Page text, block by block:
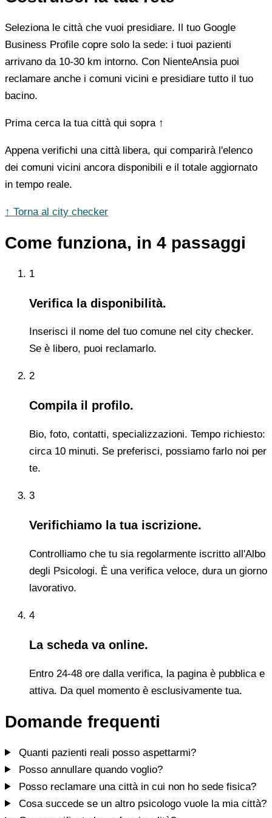
Seleziona le città che vuoi presidiare. Il tuo Google
Business Profile copre solo la sede: i tuoi pazienti
arrivano da 10-30 km intorno. Con NienteAnsia puoi
reclamare anche i comuni vicini e presidiare tutto il tuo
bacino.
Prima cerca la tua città qui sopra ↑
Appena verifichi una città libera, qui comparirà l'elenco
dei comuni vicini ancora disponibili e il totale aggiornato
in tempo reale.
↑ Torna al city checker
Come funziona, in 4 passaggi
1
Verifica la disponibilità.
Inserisci il nome del tuo comune nel city checker.
Se è libero, puoi reclamarlo.
2
Compila il profilo.
Bio, foto, contatti, specializzazioni. Tempo richiesto:
circa 10 minuti. Se preferisci, possiamo farlo noi per
te.
3
Verifichiamo la tua iscrizione.
Controlliamo che tu sia regolarmente iscritto all'Albo
degli Psicologi. È una verifica veloce, dura un giorno
lavorativo.
4
La scheda va online.
Entro 24-48 ore dalla verifica, la pagina è pubblica e
attiva. Da quel momento è esclusivamente tua.
Domande frequenti
Quanti pazienti reali posso aspettarmi?
Posso annullare quando voglio?
Posso reclamare una città in cui non ho sede fisica?
Cosa succede se un altro psicologo vuole la mia città?